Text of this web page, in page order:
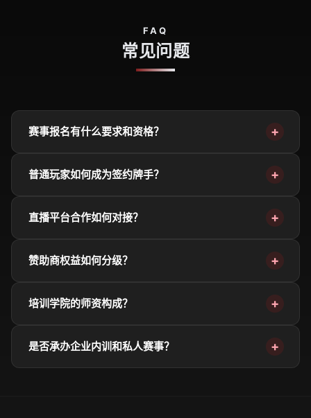
FAQ
常见问题
赛事报名有什么要求和资格？
普通玩家如何成为签约牌手？
直播平台合作如何对接？
赞助商权益如何分级？
培训学院的师资构成？
是否承办企业内训和私人赛事？